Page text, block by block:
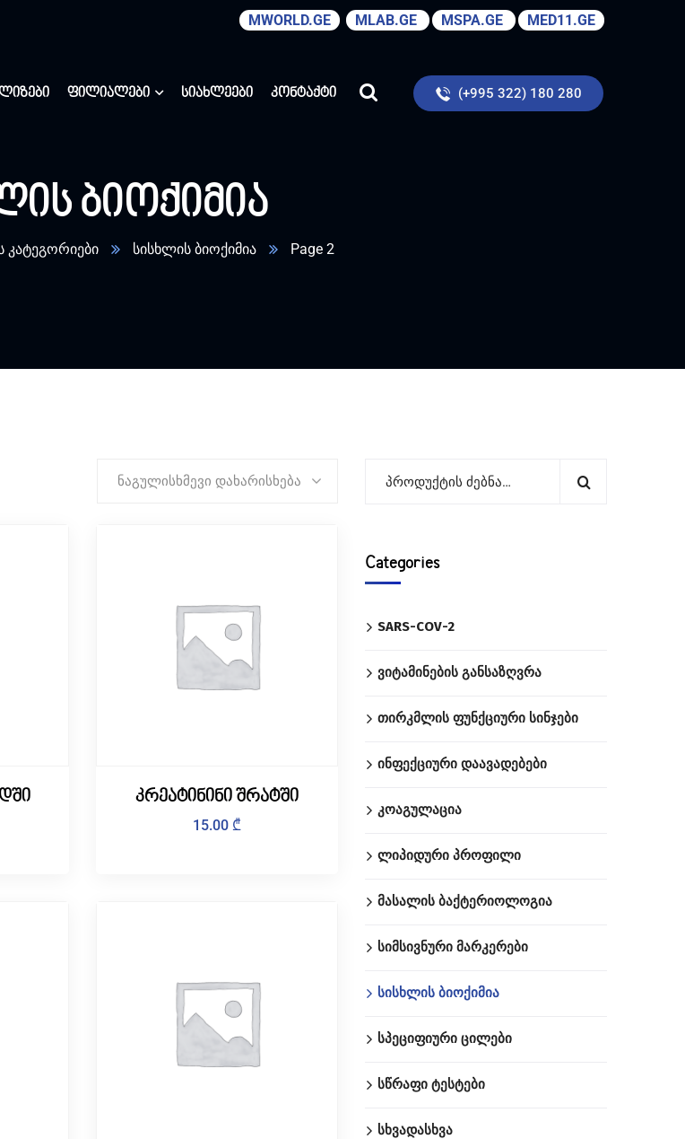
MWORLD.GE MLAB.GE MSPA.GE MED11.GE
ფილიალები სიახლეები კონტაქტი (+995 322) 180 280
ბიოქიმია
კატეგორიები სისხლის ბიოქიმია Page 2
ნაგულისხმევი დახარისხება
კრეატინინი შრატში
15.00 ₾
Categories
SARS-COV-2
ვიტამინების განსაზღვრა
თირკმლის ფუნქციური სინჯები
ინფექციური დაავადებები
კოაგულაცია
ლიპიდური პროფილი
მასალის ბაქტერიოლოგია
სიმსივნური მარკერები
სისხლის ბიოქიმია
სპეციფიური ცილები
სწრაფი ტესტები
სხვადასხვა